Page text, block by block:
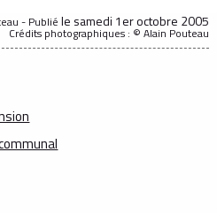
- Publiéle samedi 1er octobre 2005
Crédits photographiques : © Alain Pouteau